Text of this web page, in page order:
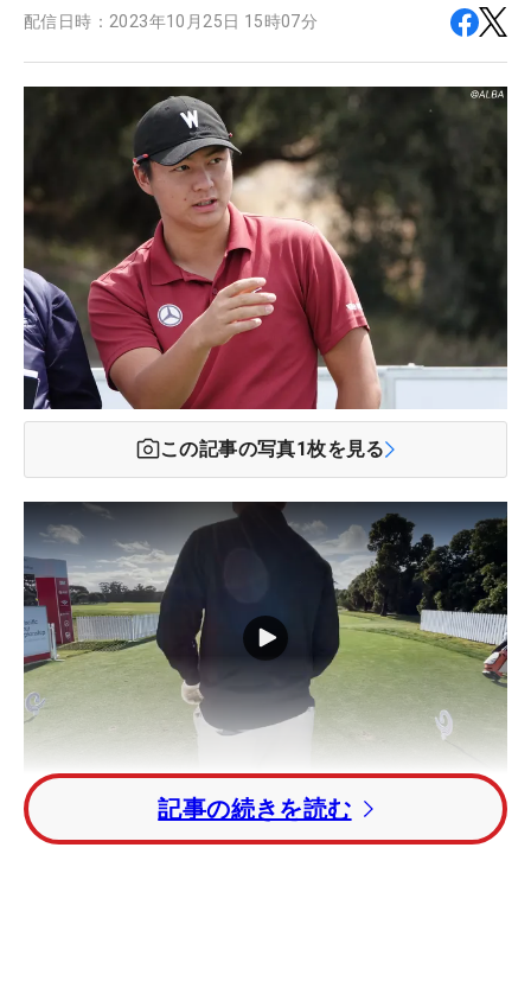
配信日時： 2023年10月25日 15時07分
この記事の写真1枚を見る
記事の続きを読む